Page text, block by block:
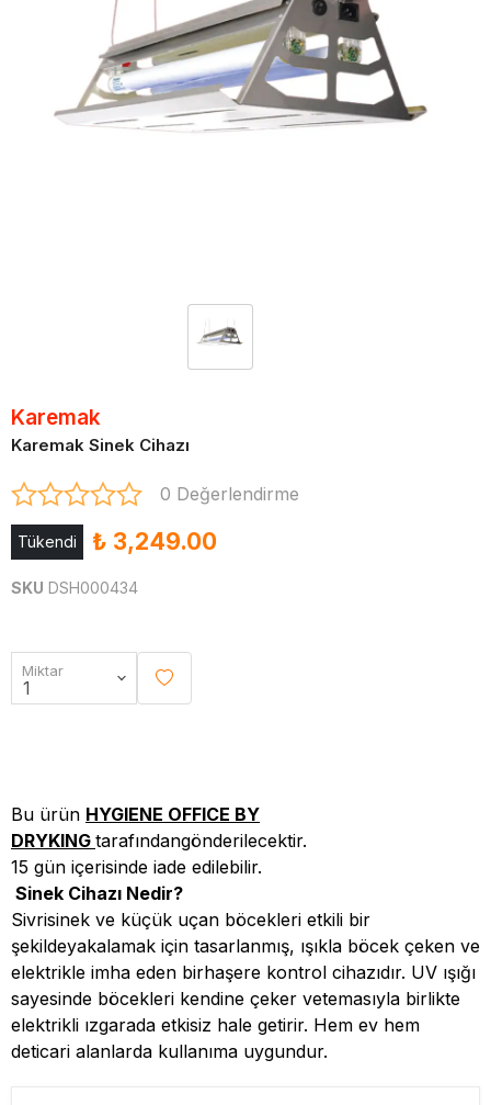
Karemak
Karemak Sinek Cihazı
0 Değerlendirme
Tükendi ₺ 3,249.00
SKU DSH000434
Miktar
Bu ürün HYGIENE OFFICE BY
DRYKING tarafındangönderilecektir.
15 gün içerisinde iade edilebilir.
Sinek Cihazı Nedir?
Sivrisinek ve küçük uçan böcekleri etkili bir
şekildeyakalamak için tasarlanmış, ışıkla böcek çeken ve
elektrikle imha eden birhaşere kontrol cihazıdır. UV ışığı
sayesinde böcekleri kendine çeker vetemasıyla birlikte
elektrikli ızgarada etkisiz hale getirir. Hem ev hem
deticari alanlarda kullanıma uygundur.